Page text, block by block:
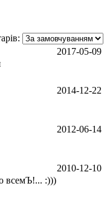
2017-05-09
2014-12-22
2012-06-14
2010-12-10
всемЪ!... :)))